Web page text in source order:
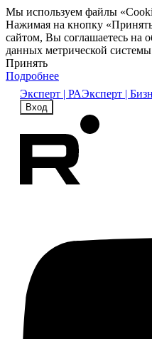
Мы используем файлы
Нажимая на кнопку
сайтом, Вы соглашаетесь на
данных метрической
Принять
Подробнее
Эксперт | РАЭксперт |
Вход